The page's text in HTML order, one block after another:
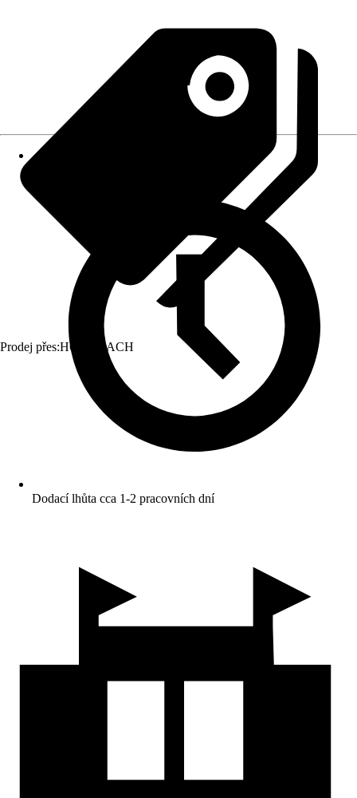
Prodej přes:HORNBACH
Dodací lhůta cca 1-2 pracovních dní